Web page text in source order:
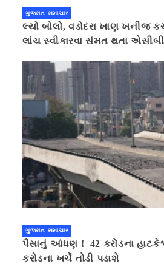
ગુજરાત સમાચાર
લ્યો બોલો, વડોદરા ખાણ ખનીજ
લાંચ સ્વીકારવા સંમત થતા
ગુજરાત સમાચાર
પૈસાનું આંધણ ! 42 કરોડના
કરોડના ખર્ચે તોડી પડાશે